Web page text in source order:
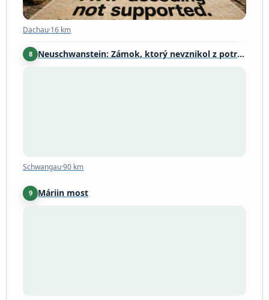
Dachau·16 km
8 Neuschwanstein: Zámok, ktorý nevznikol z potreby, ale z túžby
Schwangau·90 km
9 Máriin most